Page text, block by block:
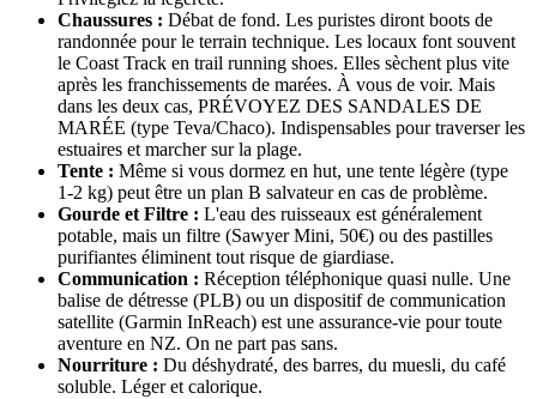
Chaussures : Débat de fond. Les puristes diront boots de
randonnée pour le terrain technique. Les locaux font souvent
le Coast Track en trail running shoes. Elles sèchent plus vite
après les franchissements de marées. À vous de voir. Mais
dans les deux cas, PRÉVOYEZ DES SANDALES DE
MARÉE (type Teva/Chaco). Indispensables pour traverser les
estuaires et marcher sur la plage.
Tente : Même si vous dormez en hut, une tente légère (type
1-2 kg) peut être un plan B salvateur en cas de problème.
Gourde et Filtre : L'eau des ruisseaux est généralement
potable, mais un filtre (Sawyer Mini, 50€) ou des pastilles
purifiantes éliminent tout risque de giardiase.
Communication : Réception téléphonique quasi nulle. Une
balise de détresse (PLB) ou un dispositif de communication
satellite (Garmin InReach) est une assurance-vie pour toute
aventure en NZ. On ne part pas sans.
Nourriture : Du déshydraté, des barres, du muesli, du café
soluble. Léger et calorique.